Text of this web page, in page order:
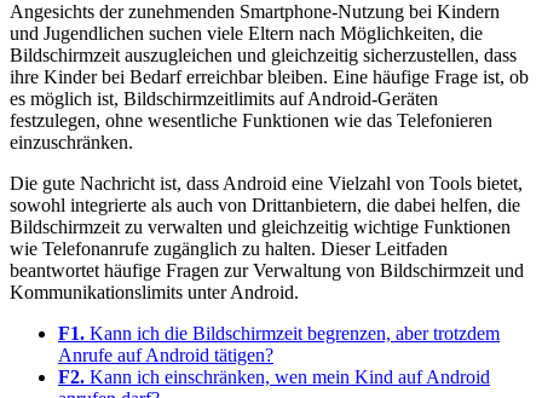
Angesichts der zunehmenden Smartphone-Nutzung bei Kindern
und Jugendlichen suchen viele Eltern nach Möglichkeiten, die
Bildschirmzeit auszugleichen und gleichzeitig sicherzustellen, dass
ihre Kinder bei Bedarf erreichbar bleiben. Eine häufige Frage ist, ob
es möglich ist, Bildschirmzeitlimits auf Android-Geräten
festzulegen, ohne wesentliche Funktionen wie das Telefonieren
einzuschränken.
Die gute Nachricht ist, dass Android eine Vielzahl von Tools bietet,
sowohl integrierte als auch von Drittanbietern, die dabei helfen, die
Bildschirmzeit zu verwalten und gleichzeitig wichtige Funktionen
wie Telefonanrufe zugänglich zu halten. Dieser Leitfaden
beantwortet häufige Fragen zur Verwaltung von Bildschirmzeit und
Kommunikationslimits unter Android.
F1. Kann ich die Bildschirmzeit begrenzen, aber trotzdem
Anrufe auf Android tätigen?
F2. Kann ich einschränken, wen mein Kind auf Android